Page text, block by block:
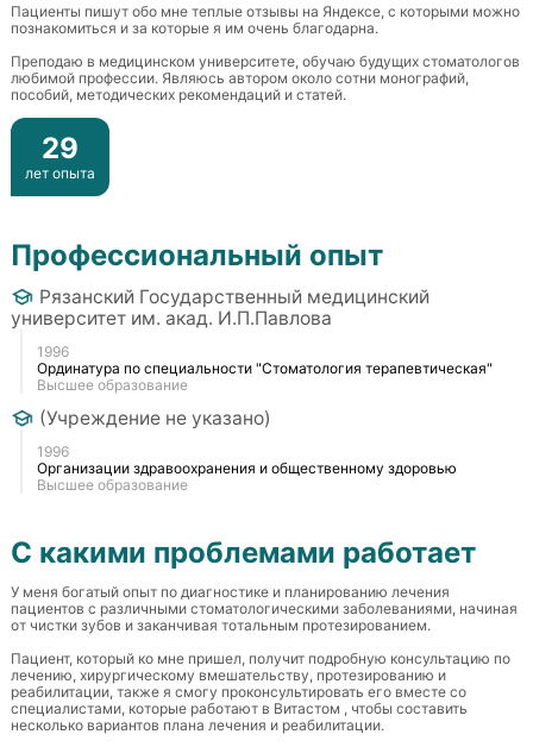
Пациенты пишут обо мне теплые отзывы на Яндексе, с которыми можно
познакомиться и за которые я им очень благодарна.
Преподаю в медицинском университете, обучаю будущих стоматологов
любимой профессии. Являюсь автором около сотни монографий,
пособий, методических рекомендаций и статей.
29
лет опыта
Профессиональный опыт
Рязанский Государственный медицинский
университет им. акад. И.П.Павлова
1996
Ординатура по специальности "Стоматология терапевтическая"
Высшее образование
(Учреждение не указано)
1996
Организации здравоохранения и общественному здоровью
Высшее образование
С какими проблемами работает
У меня богатый опыт по диагностике и планированию лечения
пациентов с различными стоматологическими заболеваниями, начиная
от чистки зубов и заканчивая тотальным протезированием.
Пациент, который ко мне пришел, получит подробную консультацию по
лечению, хирургическому вмешательству, протезированию и
реабилитации, также я смогу проконсультировать его вместе со
специалистами, которые работают в Витастом , чтобы составить
несколько вариантов плана лечения и реабилитации.